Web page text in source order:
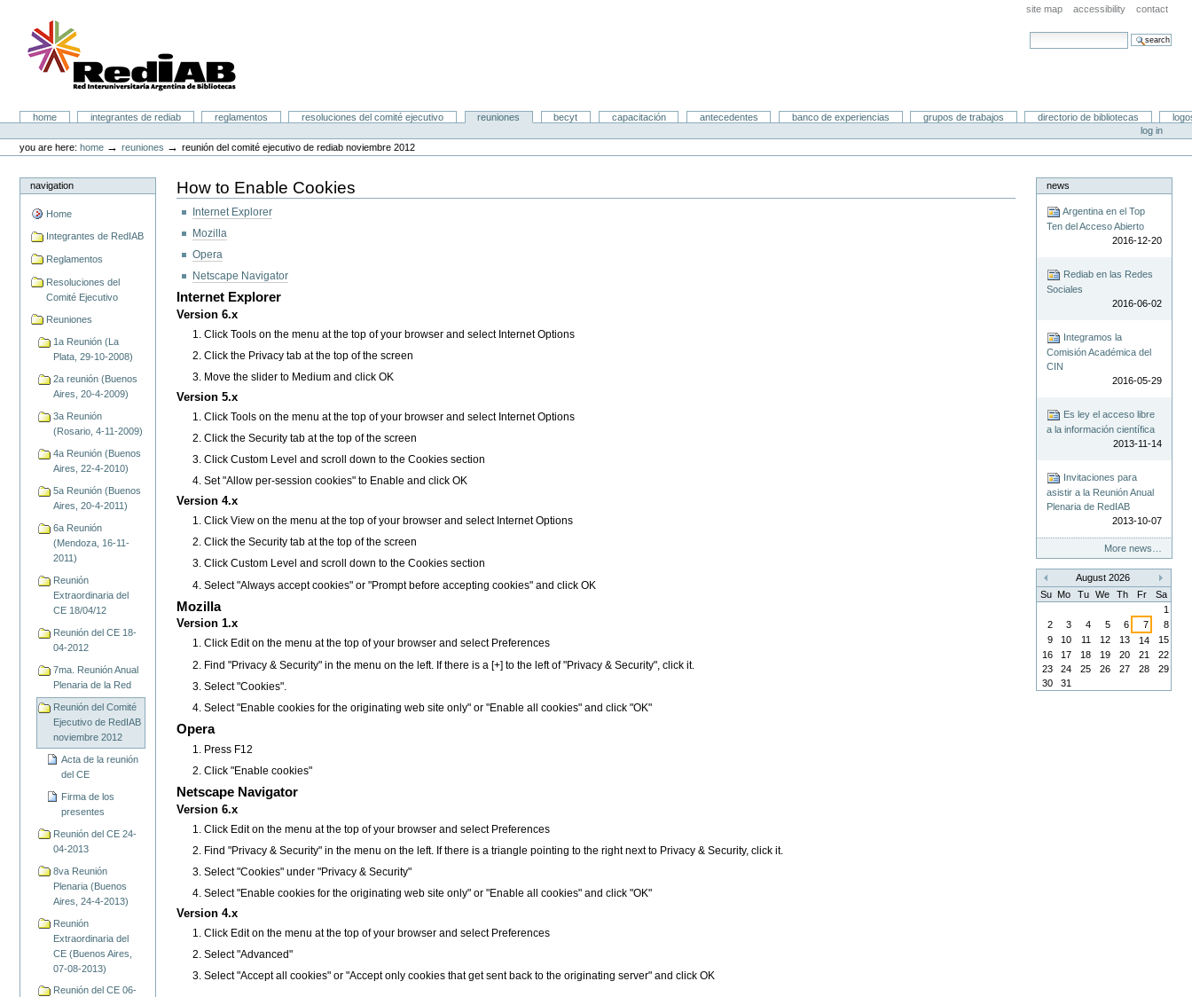
content.
site map accessibility contact
search site
Portal RedIAB
Sectionshome integrantes de rediab reglamentos resoluciones del comité ejecutivo reuniones becyt capacitación antecedentes banco de experiencias grupos de trabajos directorio de bibliotecas
tools
log in
you are here: home →reuniones →reunión del comité ejecutivo de rediab noviembre 2012
navigation
Home
Integrantes de RedIAB
Reglamentos
Resoluciones del
Comité Ejecutivo
Reuniones
1a Reunión (La
Plata, 29-10-2008)
2a reunión (Buenos
Aires, 20-4-2009)
3a Reunión
(Rosario, 4-11-2009)
4a Reunión (Buenos
Aires, 22-4-2010)
5a Reunión (Buenos
Aires, 20-4-2011)
6a Reunión
(Mendoza, 16-11-
2011)
Reunión
Extraordinaria del
CE 18/04/12
Reunión del CE 18-
04-2012
7ma. Reunión Anual
Plenaria de la Red
Reunión del Comité
Ejecutivo de RedIAB
noviembre 2012
Acta de la reunión
del CE
Firma de los
presentes
Reunión del CE 24-
04-2013
8va Reunión
Plenaria (Buenos
Aires, 24-4-2013)
Reunión
Extraordinaria del
CE (Buenos Aires,
07-08-2013)
Reunión del CE 06-
How to Enable Cookies
Internet Explorer
Mozilla
Opera
Netscape Navigator
Internet Explorer
Version 6.x
Click Tools on the menu at the top of your browser and select Internet Options
Click the Privacy tab at the top of the screen
Move the slider to Medium and click OK
Version 5.x
Click Tools on the menu at the top of your browser and select Internet Options
Click the Security tab at the top of the screen
Click Custom Level and scroll down to the Cookies section
Set "Allow per-session cookies" to Enable and click OK
Version 4.x
Click View on the menu at the top of your browser and select Internet Options
Click the Security tab at the top of the screen
Click Custom Level and scroll down to the Cookies section
Select "Always accept cookies" or "Prompt before accepting cookies" and click OK
Mozilla
Version 1.x
Click Edit on the menu at the top of your browser and select Preferences
Find "Privacy & Security" in the menu on the left. If there is a [+] to the left of "Privacy & Security", click it.
Select "Cookies".
Select "Enable cookies for the originating web site only" or "Enable all cookies" and click "OK"
Opera
Press F12
Click "Enable cookies"
Netscape Navigator
Version 6.x
Click Edit on the menu at the top of your browser and select Preferences
Find "Privacy & Security" in the menu on the left. If there is a triangle pointing to the right next to Privacy & Security, click it.
Select "Cookies" under "Privacy & Security"
Select "Enable cookies for the originating web site only" or "Enable all cookies" and click "OK"
Version 4.x
Click Edit on the menu at the top of your browser and select Preferences
Select "Advanced"
Select "Accept all cookies" or "Accept only cookies that get sent back to the originating server" and click OK
news
Argentina en el Top
Ten del Acceso Abierto
2016-12-20
Rediab en las Redes
Sociales
2016-06-02
Integramos la
Comisión Académica del
CIN
2016-05-29
Es ley el acceso libre
a la información científica
2013-11-14
Invitaciones para
asistir a la Reunión Anual
Plenaria de RedIAB
2013-10-07
More news…
«
August 2026
»
Su Mo Tu We Th Fr
Sa
1
2
3 4 5 6 7
8
9
10 11 12 13 14
15
16
17 18 19 20 21
22
23
24 25 26 27 28
29
30
31